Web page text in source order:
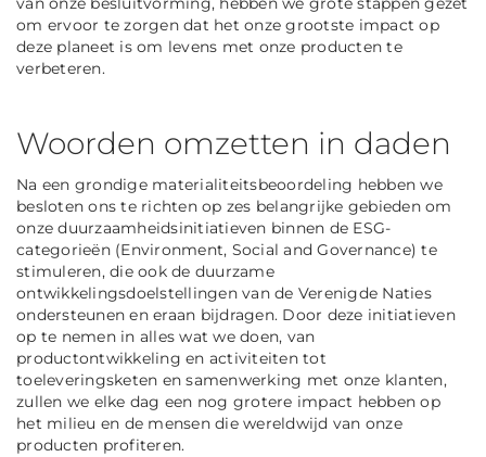
om ervoor te zorgen dat het onze grootste impact op
deze planeet is om levens met onze producten te
verbeteren.
Woorden omzetten in daden
Na een grondige materialiteitsbeoordeling hebben we
besloten ons te richten op zes belangrijke gebieden om
onze duurzaamheidsinitiatieven binnen de ESG-
categorieën (Environment, Social and Governance) te
stimuleren, die ook de duurzame
ontwikkelingsdoelstellingen van de Verenigde Naties
ondersteunen en eraan bijdragen. Door deze initiatieven
op te nemen in alles wat we doen, van
productontwikkeling en activiteiten tot
toeleveringsketen en samenwerking met onze klanten,
zullen we elke dag een nog grotere impact hebben op
het milieu en de mensen die wereldwijd van onze
producten profiteren.